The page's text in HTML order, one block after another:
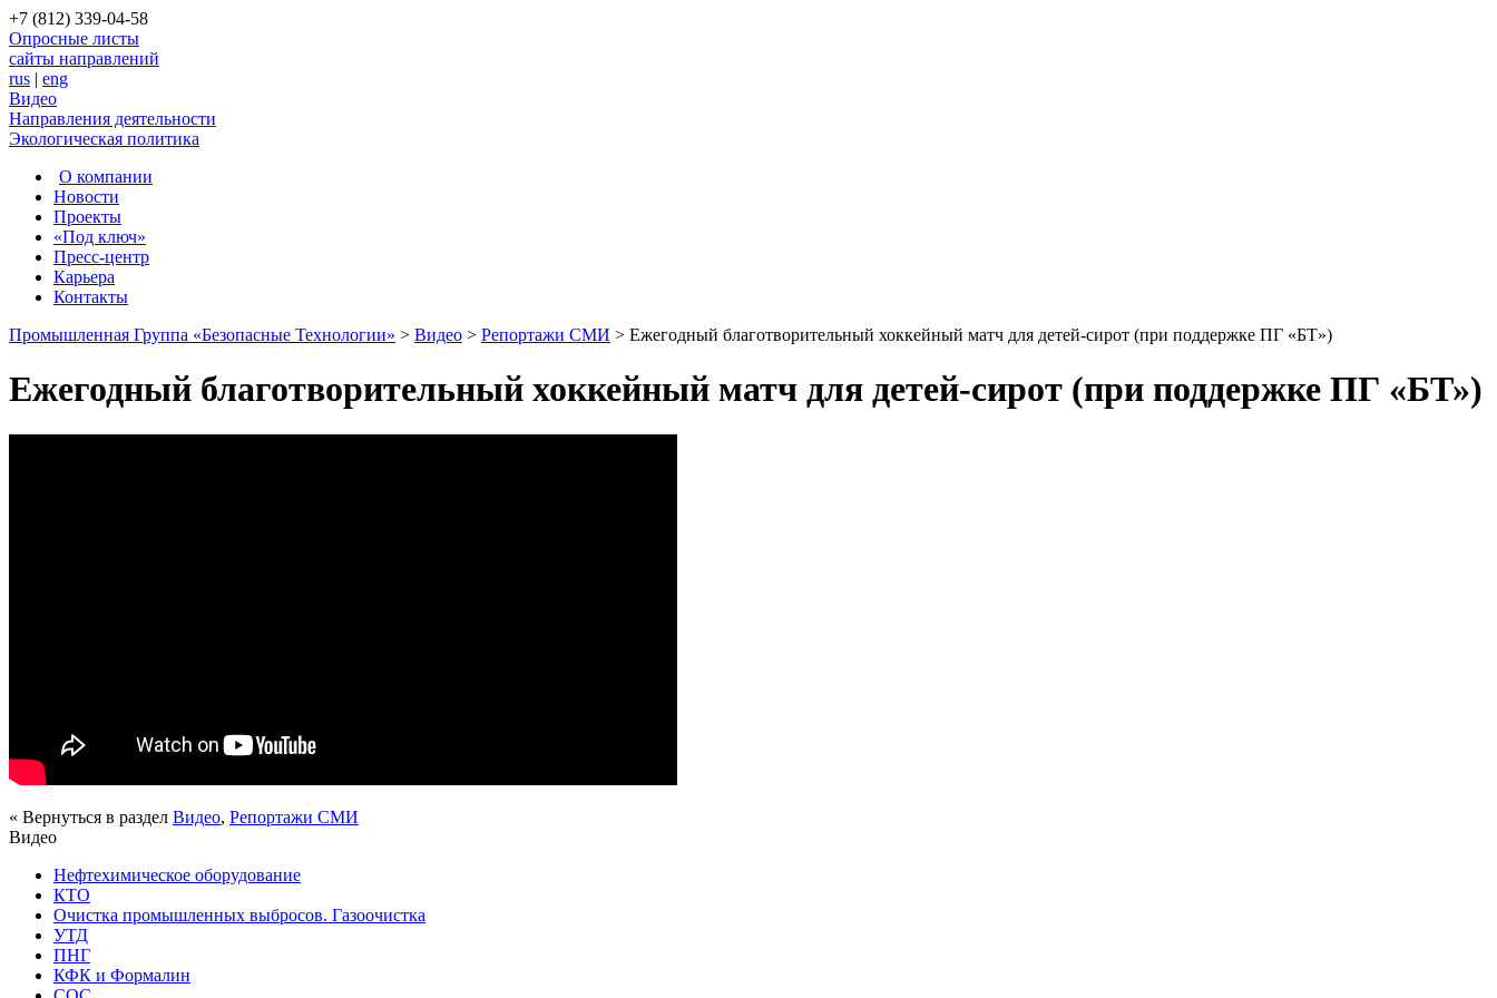
+7 (812) 339-04-58
Опросные листы
сайты направлений
rus | eng
Видео
Направления деятельности
Экологическая политика
О компании
Новости
Проекты
«Под ключ»
Пресс-центр
Карьера
Контакты
Промышленная Группа «Безопасные Технологии» > Видео > Репортажи СМИ > Ежегодный благотворительный хоккейный матч для детей-сирот (при поддержке ПГ «БТ»)
Ежегодный благотворительный хоккейный матч для детей-сирот (при поддержке ПГ «БТ»)
« Вернуться в раздел Видео, Репортажи СМИ
Видео
Нефтехимическое оборудование
КТО
Очистка промышленных выбросов. Газоочистка
УТД
ПНГ
КФК и Формалин